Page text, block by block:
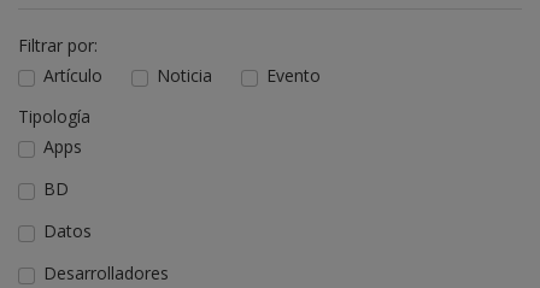
Filtrar por:
Artículo
Noticia
Evento
Tipología
Apps
BD
Datos
Desarrolladores